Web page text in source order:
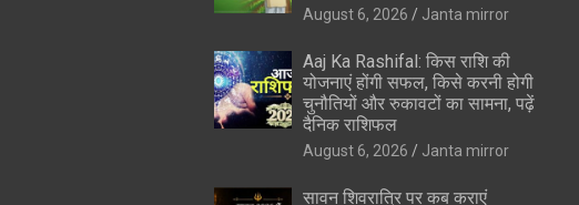
August 6, 2026 Janta mirror
Aaj Ka Rashifal: किस राशि की
योजनाएं होंगी सफल, किसे करनी होगी
चुनौतियों और रुकावटों का सामना, पढ़ें
दैनिक राशिफल
August 6, 2026 Janta mirror
सावन शिवरात्रि पर कब कराएं